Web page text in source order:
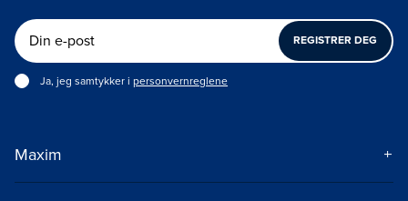
REGISTRER DEG
Ja, jeg samtykker i personvernreglene
Maxim
Om Maxim